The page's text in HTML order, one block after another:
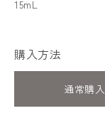
購入方法
通常購入
15mL